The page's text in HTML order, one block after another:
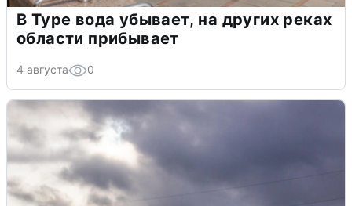
В Туре вода убывает, на других реках
области прибывает
4 августа 0